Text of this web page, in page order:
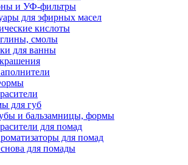
и УФ-фильтры
для эфирных масел
кислоты
смолы
для ванны
для губ
и бальзамницы, формы
для помад
для помад
для помады